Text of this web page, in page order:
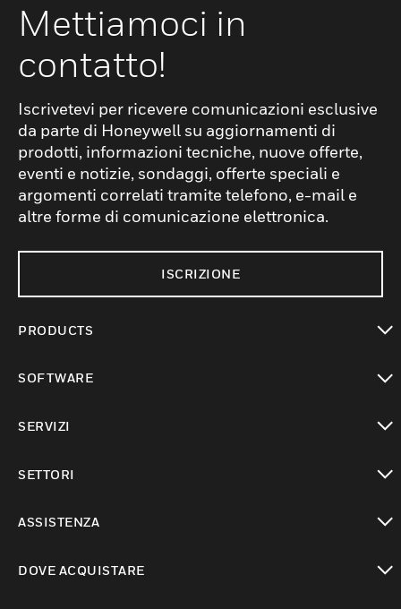
Mettiamoci in
contatto!
Iscrivetevi per ricevere comunicazioni esclusive
da parte di Honeywell su aggiornamenti di
prodotti, informazioni tecniche, nuove offerte,
eventi e notizie, sondaggi, offerte speciali e
argomenti correlati tramite telefono, e-mail e
altre forme di comunicazione elettronica.
ISCRIZIONE
PRODUCTS
SOFTWARE
SERVIZI
SETTORI
ASSISTENZA
DOVE ACQUISTARE